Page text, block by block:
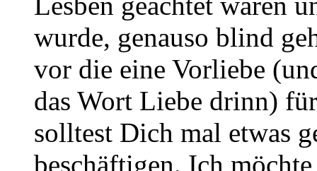
wurde, genauso blind
vor die eine Vorliebe
das Wort Liebe drinn)
solltest Dich mal etwas
beschäftigen. Ich